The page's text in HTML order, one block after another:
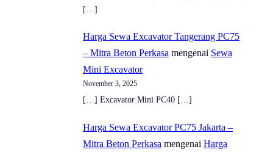
[…]
Harga Sewa Excavator Tangerang PC75
– Mitra Beton Perkasa mengenai Sewa
Mini Excavator
November 3, 2025
[…] Excavator Mini PC40 […]
Harga Sewa Excavator PC75 Jakarta –
Mitra Beton Perkasa mengenai Harga